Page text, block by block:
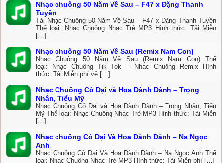
Nhạc chuông 50 Năm Về Sau – F47 x Đặng Thanh
Tuyền
Tải Nhạc Chuông 50 Năm Về Sau – F47 x Đặng Thanh Tuyền
Thể loại: Nhạc Chuông Nhạc Trẻ MP3 Hình thức: Tải Miễn
[…]
Nhạc chuông 50 Năm Về Sau (Remix Nam Con)
Nhạc Chuông 50 Năm Về Sau (Remix Nam Con) Thể
loại: Nhạc Chuông Tik Tok – Nhạc Chuông Remix Hình
thức: Tải Miễn phí về […]
Nhạc Chuông Cỏ Dại và Hoa Dành Dành – Trọng
Nhân, Tiểu Mỹ
Nhạc Chuông Cỏ Dại và Hoa Dành Dành – Trọng Nhân, Tiểu
Mỹ Thể loại: Nhạc Chuông Nhạc Trẻ MP3 Hình thức: Tải Miễn
[…]
Nhạc chuông Cỏ Dại Và Hoa Dành Dành – Na Ngọc
Anh
Nhạc Chuông Cỏ Dại Và Hoa Dành Dành – Na Ngọc Anh Thể
loại: Nhạc Chuông Nhạc Trẻ MP3 Hình thức: Tải Miễn phí […]